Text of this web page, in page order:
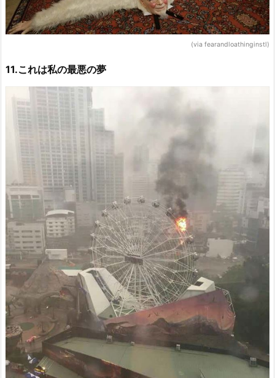
(via fearandloathinginstl)
11.これは私の最悪の夢